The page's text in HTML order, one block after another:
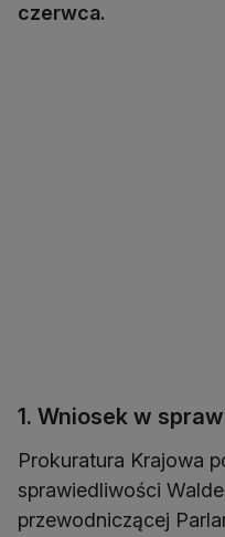
czerwca.
1. Wniosek w
Prokuratura Krajowa
sprawiedliwości
przewodniczącej